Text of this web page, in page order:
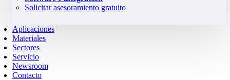
Solicitar asesoramiento gratuito
Aplicaciones
Materiales
Sectores
Servicio
Newsroom
Contacto